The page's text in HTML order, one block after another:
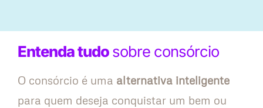
Entenda tudosobre consórcio
O consórcio é uma alternativa inteligente
para quem deseja conquistar um bem ou